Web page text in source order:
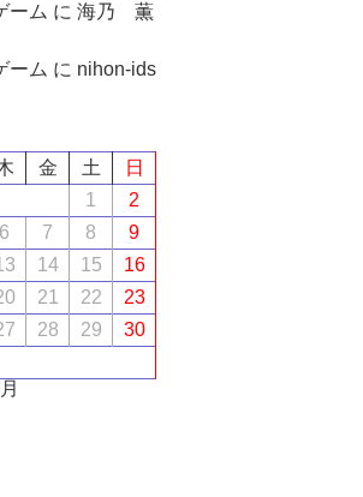
ーム に 海乃 薫
ーム に nihon-ids
金 土
日
1
2
6 7 8
9
14 15
16
21 22
23
28 29
30